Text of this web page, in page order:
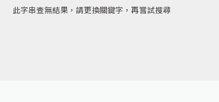
此字串查無結果，請更換關鍵字，再嘗試搜尋